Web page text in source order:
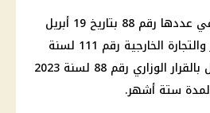
ونشرت الوقائع المصرية في عددها رقم 88 بتاريخ 19 أبريل
2025 قرار وزارة الاستثمار والتجارة الخارجية رقم 111 لسنة
2025 بشأن استمرار العمل بالقرار الوزاري رقم 88 لسنة 2023
ستة أشهر.